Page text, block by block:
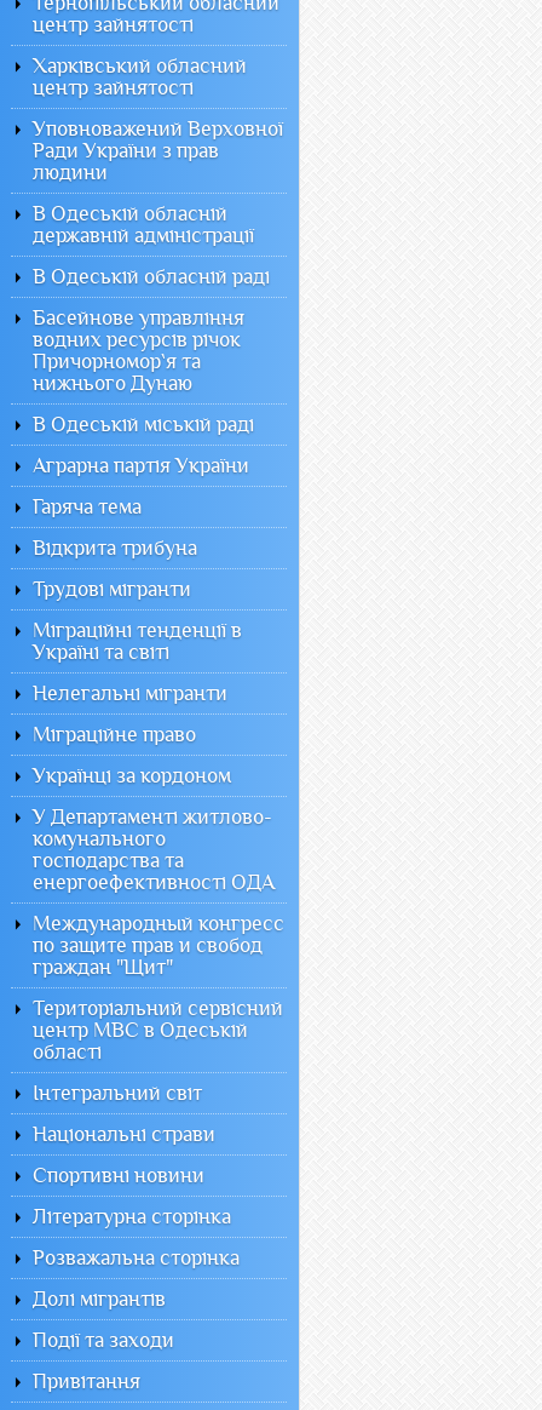
центр зайнятості
Харківський обласний
центр зайнятості
Уповноважений Верховної
Ради України з прав
людини
В Одеській обласній
державній адміністрації
В Одеській обласній раді
Басейнове управління
водних ресурсів річок
Причорномор`я та
нижнього Дунаю
В Одеській міській раді
Аграрна партія України
Гаряча тема
Відкрита трибуна
Трудові мігранти
Міграційні тенденції в
Україні та світі
Нелегальні мігранти
Міграційне право
Українці за кордоном
У Департаменті житлово-
комунального
господарства та
енергоефективності ОДА
Международный конгресс
по защите прав и свобод
граждан "Щит"
Територіальний сервісний
центр МВС в Одеській
області
Інтегральний світ
Національні страви
Спортивні новини
Літературна сторінка
Розважальна сторінка
Долі мігрантів
Події та заходи
Привітання